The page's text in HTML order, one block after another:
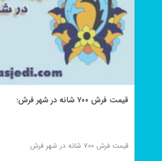
قیمت فرش ۷۰۰ شانه در شهر فرش:
قیمت فرش ۷۰۰ شانه در شهر فرش